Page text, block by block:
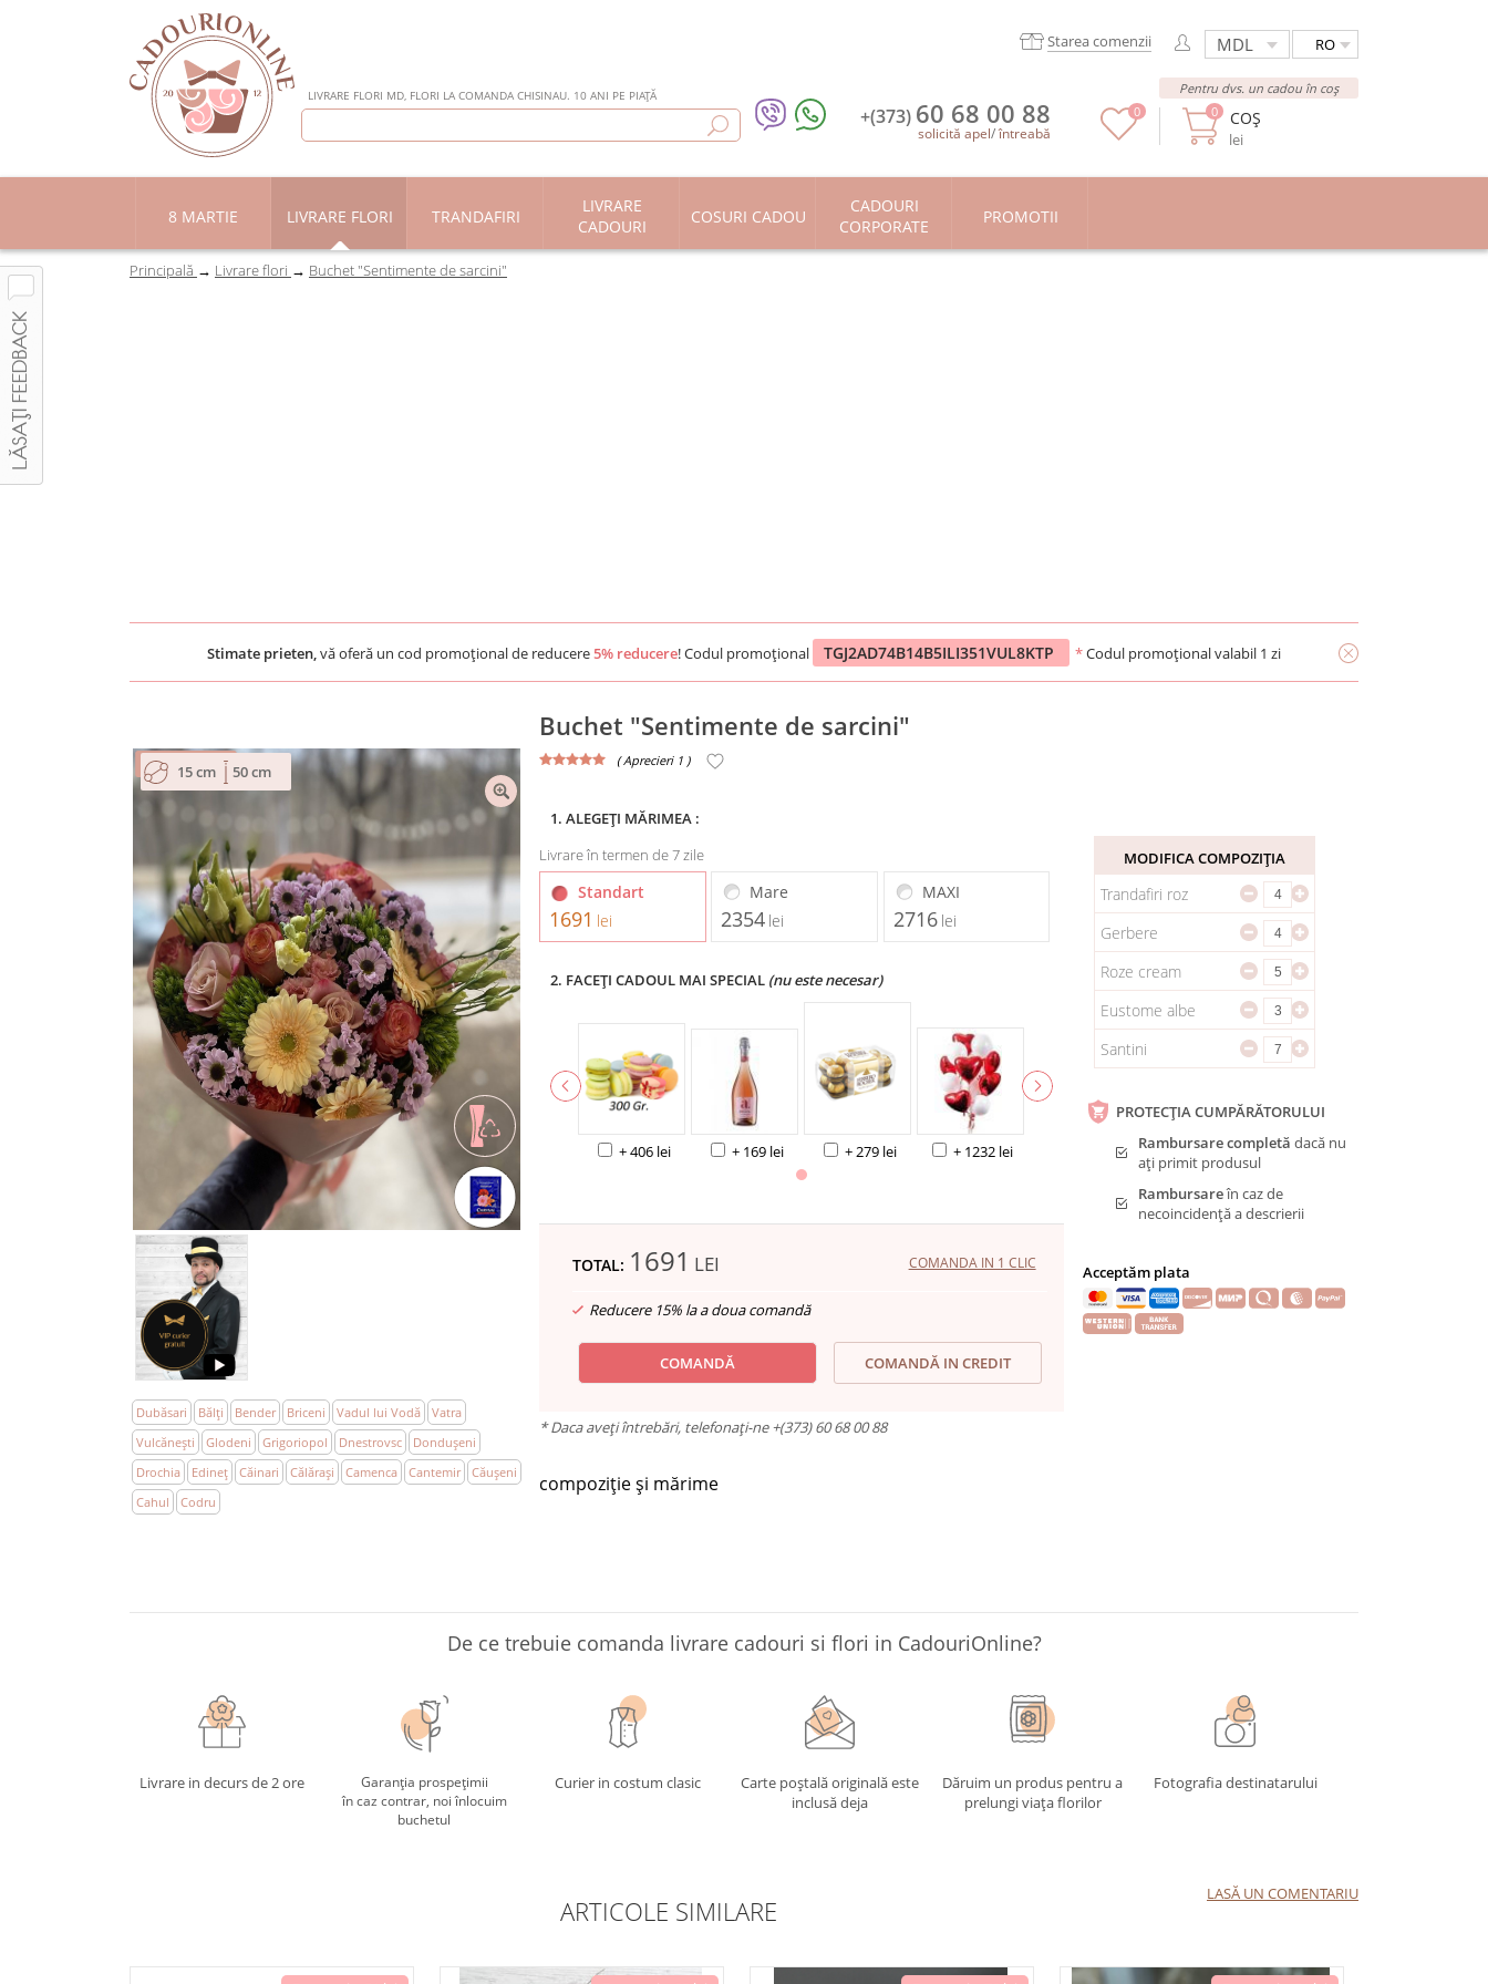
LIVRARE FLORI MD, FLORI LA COMANDA CHISINAU. 10 ANI PE PIAȚĂ
RO
Starea comenzii
COȘ
lei
0
Pentru dvs. un cadou în coș
0
+(373) 60 68 00 88
solicită apel/întreabă
8 MARTIE LIVRARE FLORI TRANDAFIRI
LIVRARE
CADOURI
COSURI CADOU
CADOURI
CORPORATE
PROMOTII
Principală Livrare flori Buchet "Sentimente de sarcini"
Stimate prieten,vă oferă un cod promoțional de reducere5% reducere! Codul promoțional TGJ2AD74B14B5ILI351VUL8KTP *Codul promoțional valabil 1 zi
15 cm 50 cm
Dubăsari Bălţi Bender Briceni Vadul lui Vodă
Vatra
Vulcăneşti
Glodeni Grigoriopol Dnestrovsc
Donduşeni
Drochia
Edineţ Căinari Călăraşi Camenca Cantemir
Căuşeni
Cahul
Codru
Buchet "Sentimente de sarcini"
( Aprecieri 1 )
1. ALEGEȚI MĂRIMEA :
Livrare în termen de 7 zile
Standart
1691 lei
Mare
2354 lei
MAXI
2716 lei
2. FACEȚI CADOUL MAI SPECIAL (nu este necesar)
+ 406 lei + 169 lei + 279 lei + 1232 lei
TOTAL: 1691 LEI COMANDA IN 1 CLIC
Reducere 15% la a doua comandă
COMANDĂ COMANDĂ IN CREDIT
* Daca aveți întrebări, telefonați-ne +(373) 60 68 00 88
compoziție și mărime
MODIFICA COMPOZIȚIA
Trandafiri roz
Gerbere
Roze cream
Eustome albe
Santini
PROTECȚIA CUMPĂRĂTORULUI
Rambursare completă dacă nu
ați primit produsul
Rambursareîn caz de
necoincidență a descrierii
Acceptăm plata
De ce trebuie comanda livrare cadouri si flori in CadouriOnline?
Livrare in decurs de 2 ore
Garanția prospețimii
în caz contrar, noi înlocuim
buchetul
Curier in costum clasic
Carte poștală originală este
inclusă deja
Dăruim un produs pentru a
prelungi viața florilor
Fotografia destinatarului
LASĂ UN COMENTARIU
ARTICOLE SIMILARE